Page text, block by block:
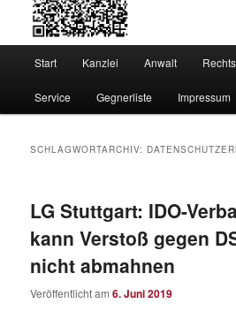
Start Kanzlei Anwalt
Service Gegnerliste Impressum
SCHLAGWORTARCHIV:
LG Stuttgart: IDO-
kann Verstoß gegen
nicht abmahnen
Veröffentlicht am6. Juni 2019